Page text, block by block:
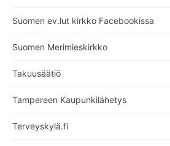
Suomen ev.lut kirkko Facebookissa
Suomen Merimieskirkko
Takuusäätiö
Tampereen Kaupunkilähetys
Terveyskylä.fi